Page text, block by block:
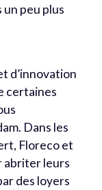
un peu plus
d’innovation
certaines
Dans les
Floreco et
abriter leurs
des loyers